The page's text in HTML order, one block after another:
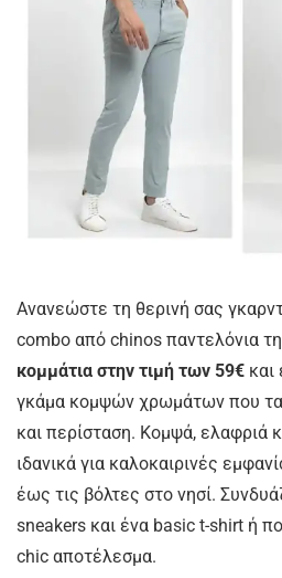
Ανανεώστε τη θερινή σας
combo από chinos παντελόνια
κομμάτια στην τιμή των 59€ και
γκάμα κομψών χρωμάτων που
και περίσταση. Κομψά, ελαφριά
ιδανικά για καλοκαιρινές
έως τις βόλτες στο νησί.
sneakers και ένα basic t-shirt ή
chic αποτέλεσμα.